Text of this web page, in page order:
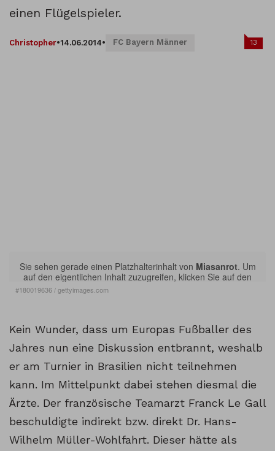
einen Flügelspieler.
Christopher•14.06.2014• FC Bayern Männer 13
Sie sehen gerade einen Platzhalterinhalt von Miasanrot. Um
auf den eigentlichen Inhalt zuzugreifen, klicken Sie auf den
Button unten. Bitte beachten Sie, dass dabei Daten an
Drittanbieter weitergegeben werden.
Inhalt entsperren
Weitere Informationen
#180019636/gettyimages.com
Kein Wunder, dass um Europas Fußballer des
Jahres nun eine Diskussion entbrannt, weshalb
er am Turnier in Brasilien nicht teilnehmen
kann. Im Mittelpunkt dabei stehen diesmal die
Ärzte. Der französische Teamarzt Franck Le Gall
beschuldigte indirekt bzw. direkt Dr. Hans-
Wilhelm Müller-Wohlfahrt. Dieser hätte als